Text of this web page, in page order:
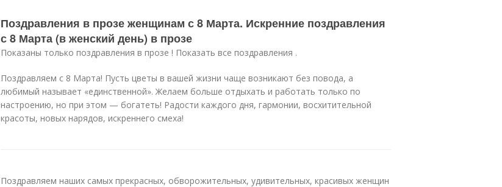
Поздравления в прозе женщинам с 8 Марта. Искренние поздравления
с 8 Марта (в женский день) в прозе
Показаны только поздравления в прозе ! Показать все поздравления .
Поздравляем с 8 Марта! Пусть цветы в вашей жизни чаще возникают без повода, а
любимый называет «единственной». Желаем больше отдыхать и работать только по
настроению, но при этом — богатеть! Радости каждого дня, гармонии, восхитительной
красоты, новых нарядов, искреннего смеха!
Поздравляем наших самых прекрасных, обворожительных, удивительных, красивых женщин